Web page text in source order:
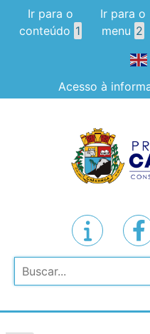
Ir para o
conteúdo 1
Ir para o
menu 2
Acesso à
Pesquisar